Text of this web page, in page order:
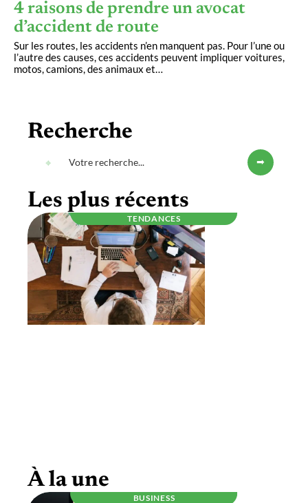
4 raisons de prendre un avocat
d’accident de route
Sur les routes, les accidents n’en manquent pas. Pour l’une ou
l’autre des causes, ces accidents peuvent impliquer voitures,
motos, camions, des animaux et…
Recherche
Les plus récents
TENDANCES
RÉGLEMENTATION
À la une
BUSINESS